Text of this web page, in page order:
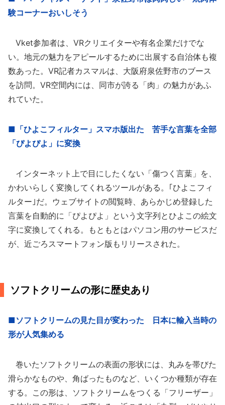
験コーナーおいしそう
Vket参加者は、VRクリエイターや有名企業だけでな
い。地元の魅力をアピールするために出展する自治体も複
数あった。VR記者カスマルは、大阪府泉佐野市のブース
を訪問。VR空間内には、同市が誇る「肉」の魅力があふ
れていた。
■「ひよこフィルター」スマホ版出た 苦手な言葉を全部
「ぴよぴよ」に変換
インターネット上で目にしたくない「傷つく言葉」を、
かわいらしく変換してくれるツールがある。｢ひよこフィ
ルター｣だ。ウェブサイトの閲覧時、あらかじめ登録した
言葉を自動的に「ぴよぴよ」という文字列とひよこの絵文
字に変換してくれる。もともとはパソコン用のサービスだ
が、近ごろスマートフォン版もリリースされた。
ソフトクリームの形に歴史あり
■ソフトクリームの見た目が変わった 日本に輸入当時の
形が人気集める
巻いたソフトクリームの表面の形状には、丸みを帯びた
滑らかなものや、角ばったものなど、いくつか種類が存在
する。この形は、ソフトクリームをつくる「フリーザー」